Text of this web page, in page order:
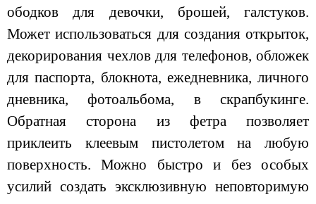
ободков для девочки, брошей, галстуков.
Может использоваться для создания открыток,
декорирования чехлов для телефонов, обложек
для паспорта, блокнота, ежедневника, личного
дневника, фотоальбома, в скрапбукинге.
Обратная сторона из фетра позволяет
приклеить клеевым пистолетом на любую
поверхность. Можно быстро и без особых
усилий создать эксклюзивную неповторимую